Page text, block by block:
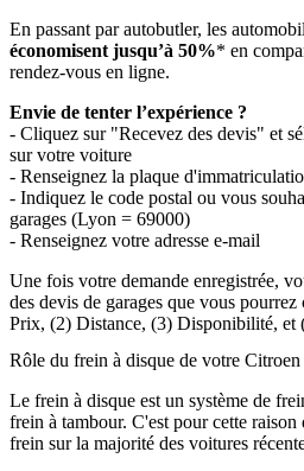
En passant par autobutler, les
économisent jusqu’à 50%* en
rendez-vous en ligne.
Envie de tenter l’expérience ?
- Cliquez sur "Recevez des devis" et
sur votre voiture
- Renseignez la plaque
- Indiquez le code postal ou vous
garages (Lyon = 69000)
- Renseignez votre adresse e-mail
Une fois votre demande enregistrée,
des devis de garages que vous
Prix, (2) Distance, (3) Disponibilité, et
Rôle du frein à disque de votre Citroen
Le frein à disque est un système de
frein à tambour. C'est pour cette
frein sur la majorité des voitures